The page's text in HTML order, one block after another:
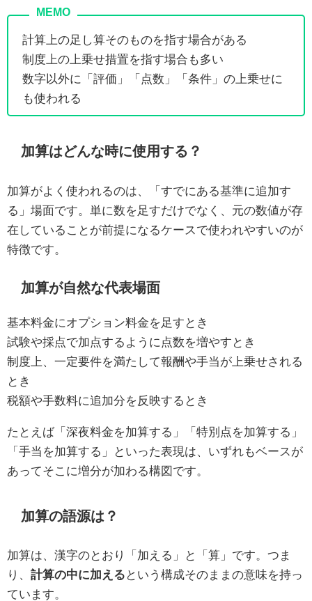
計算上の足し算そのものを指す場合がある
制度上の上乗せ措置を指す場合も多い
数字以外に「評価」「点数」「条件」の上乗せに
も使われる
加算はどんな時に使用する？
加算がよく使われるのは、「すでにある基準に追加す
る」場面です。単に数を足すだけでなく、元の数値が存
在していることが前提になるケースで使われやすいのが
特徴です。
加算が自然な代表場面
基本料金にオプション料金を足すとき
試験や採点で加点するように点数を増やすとき
制度上、一定要件を満たして報酬や手当が上乗せされる
とき
税額や手数料に追加分を反映するとき
たとえば「深夜料金を加算する」「特別点を加算する」
「手当を加算する」といった表現は、いずれもベースが
あってそこに増分が加わる構図です。
加算の語源は？
加算は、漢字のとおり「加える」と「算」です。つま
り、 計算の中に加える という構成そのままの意味を持っ
ています。